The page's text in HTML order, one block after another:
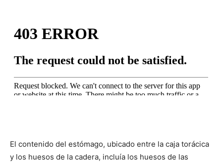
El contenido del estómago, ubicado entre la caja torácica
y los huesos de la cadera, incluía los huesos de las